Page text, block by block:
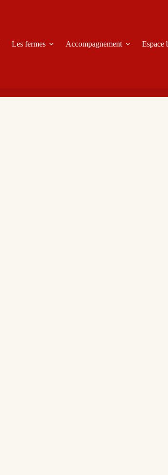
Les fermes Accompagnement Espace